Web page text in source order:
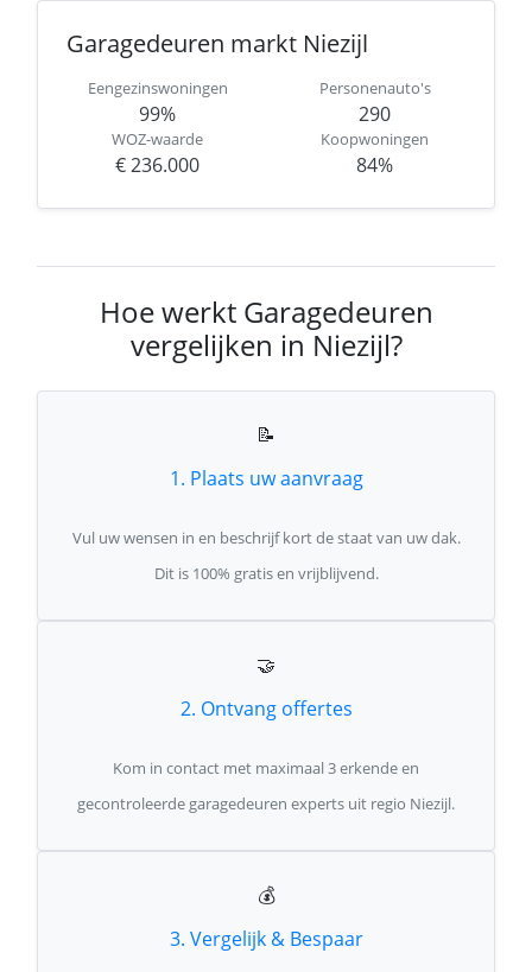
Garagedeuren markt Niezijl
Eengezinswoningen
99%
Personenauto's
290
WOZ-waarde
€ 236.000
Koopwoningen
84%
Hoe werkt Garagedeuren
vergelijken in Niezijl?
📝
1. Plaats uw aanvraag
Vul uw wensen in en beschrijf kort de staat van uw dak.
Dit is 100% gratis en vrijblijvend.
🤝
2. Ontvang offertes
Kom in contact met maximaal 3 erkende en
gecontroleerde garagedeuren experts uit regio Niezijl.
💰
3. Vergelijk & Bespaar